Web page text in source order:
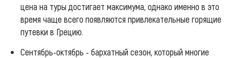
цена на туры достигает максимума, однако именно в это
время чаще всего появляются привлекательные горящие
путевки в Грецию.
Сентябрь-октябрь - бархатный сезон, который многие